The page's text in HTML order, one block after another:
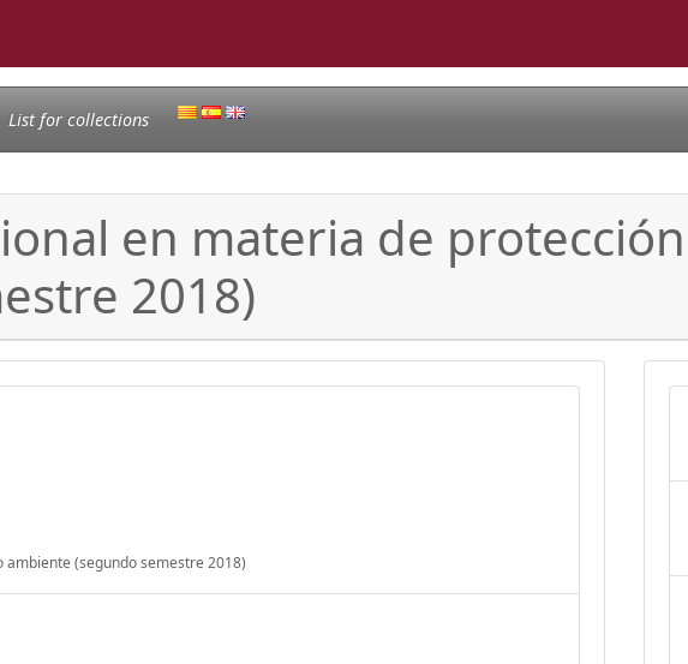
List for collections
en materia de
2018)
(segundo semestre 2018)